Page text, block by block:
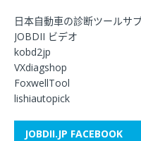
日本自動車の診断ツールサ
JOBDII ビデオ
kobd2jp
VXdiagshop
FoxwellTool
lishiautopick
JOBDII.JP FACEBOOK